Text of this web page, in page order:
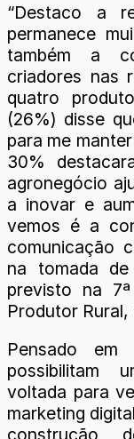
“Destaco a
permanece
também a
criadores nas
quatro
(26%) disse
para me
30%
agronegócio
a inovar e
vemos é a
comunicação
na tomada
previsto na
Produtor Rural,
Pensado em
possibilitam
voltada para
marketing
construção